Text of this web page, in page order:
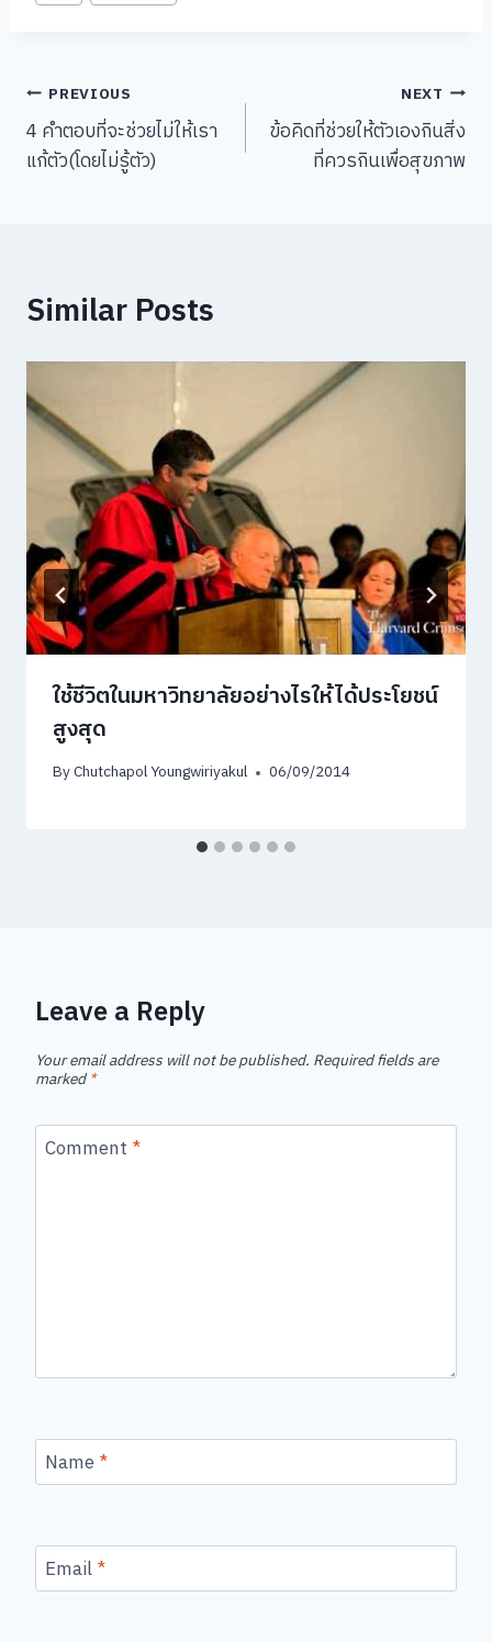
Post
navigation
PREVIOUS
4 คำตอบที่จะช่วยไม่ให้เรา
แก้ตัว(โดยไม่รู้ตัว)
NEXT
ข้อคิดที่ช่วยให้ตัวเองกินสิ่ง
ที่ควรกินเพื่อสุขภาพ
Similar Posts
ใช้ชีวิตในมหาวิทยาลัยอย่างไรให้ได้ประโยชน์
สูงสุด
ByChutchapol Youngwiriyakul 06/09/2014
Leave a Reply
Your email address will not be published. Required fields are
marked*
Comment *
Name*
Email*